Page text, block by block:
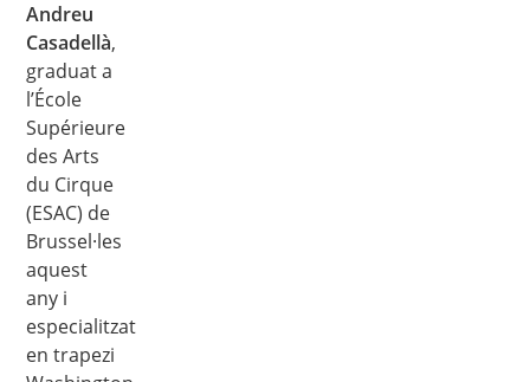
Andreu
Casadellà,
graduat a
l’École
Supérieure
des Arts
du Cirque
(ESAC) de
Brussel·les
aquest
any i
especialitzat
en trapezi